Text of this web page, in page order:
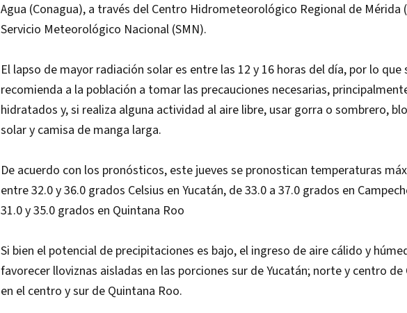
Agua (Conagua), a través del Centro Hidrometeorológico Regional de Mérida
Servicio Meteorológico Nacional (SMN).
El lapso de mayor radiación solar es entre las 12 y 16 horas del día, por lo que
recomienda a la población a tomar las precauciones necesarias,
hidratados y, si realiza alguna actividad al aire libre, usar gorra o sombrero,
solar y camisa de manga larga.
De acuerdo con los pronósticos, este jueves se pronostican temperaturas
entre 32.0 y 36.0 grados Celsius en Yucatán, de 33.0 a 37.0 grados en
31.0 y 35.0 grados en Quintana Roo
Si bien el potencial de precipitaciones es bajo, el ingreso de aire cálido y
favorecer lloviznas aisladas en las porciones sur de Yucatán; norte y centro de
en el centro y sur de Quintana Roo.